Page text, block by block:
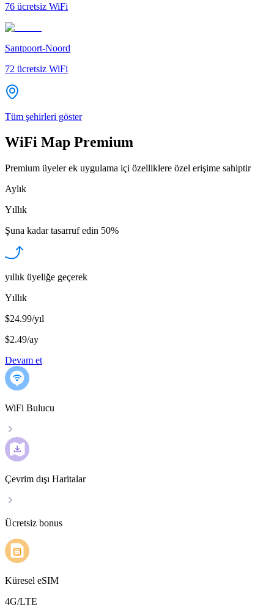
76 ücretsiz WiFi
Santpoort-Noord
72 ücretsiz WiFi
Tüm şehirleri göster
WiFi Map Premium
Premium üyeler ek uygulama içi özelliklere özel erişime sahiptir
Aylık
Yıllık
Şuna kadar tasarruf edin 50%
yıllık üyeliğe geçerek
Yıllık
$24.99/yıl
$2.49/ay
Devam et
WiFi Bulucu
Çevrim dışı Haritalar
Ücretsiz bonus
Küresel eSIM
4G/LTE